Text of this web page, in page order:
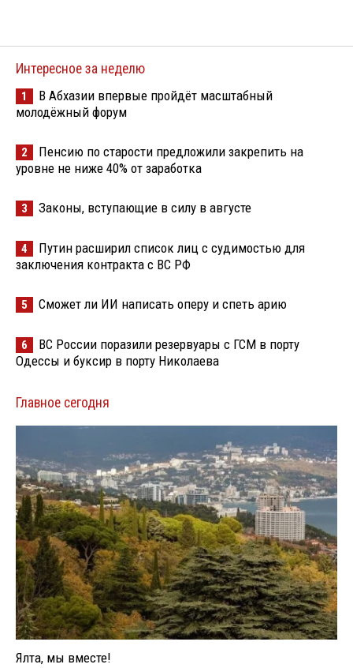
Интересное за неделю
1
В Абхазии впервые пройдёт масштабный
молодёжный форум
2
Пенсию по старости предложили закрепить на
уровне не ниже 40% от заработка
3 Законы, вступающие в силу в августе
4
Путин расширил список лиц с судимостью для
заключения контракта с ВС РФ
5 Сможет ли ИИ написать оперу и спеть арию
6
ВС России поразили резервуары с ГСМ в порту
Одессы и буксир в порту Николаева
Главное сегодня
Ялта, мы вместе!